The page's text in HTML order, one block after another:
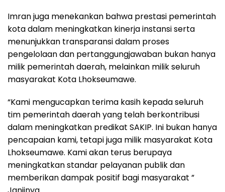
Imran juga menekankan bahwa prestasi pemerintah
kota dalam meningkatkan kinerja instansi serta
menunjukkan transparansi dalam proses
pengelolaan dan pertanggungjawaban bukan hanya
milik pemerintah daerah, melainkan milik seluruh
masyarakat Kota Lhokseumawe.
“Kami mengucapkan terima kasih kepada seluruh
tim pemerintah daerah yang telah berkontribusi
dalam meningkatkan predikat SAKIP. Ini bukan hanya
pencapaian kami, tetapi juga milik masyarakat Kota
Lhokseumawe. Kami akan terus berupaya
meningkatkan standar pelayanan publik dan
memberikan dampak positif bagi masyarakat ”